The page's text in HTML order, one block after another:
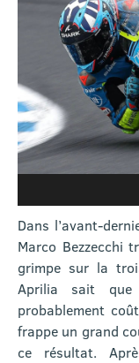
Dans l’avant-
Marco Bezzecchi
grimpe sur la
Aprilia sait
probablement
frappe un grand
ce résultat.